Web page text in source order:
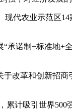
农业示范区
制+标准地+
革和创新招
吸引世界500